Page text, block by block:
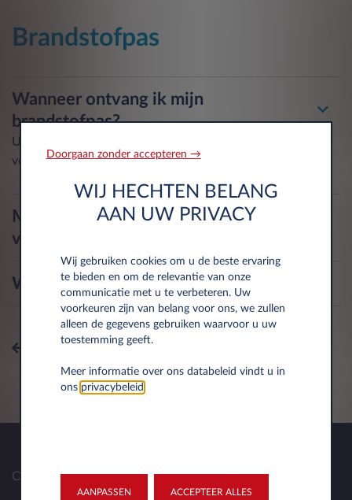
Brandstofpas
Wanneer ontvang ik mijn
brandstofpas?
Uw brandstofpas kunt u binnen enkele dagen per post
verwachten na het ophalen van de auto.
Mag ik mijn brandstofpas gebruiken
voor een vervangende auto?
Wat als mijn brandstofpas niet werkt?
Alle onderwerpen
Over ons
Doorgaan zonder accepteren →
WIJ HECHTEN BELANG
AAN UW PRIVACY
Wij gebruiken cookies om u de beste ervaring
te bieden en om de relevantie van onze
communicatie met u te verbeteren. Uw
voorkeuren zijn van belang voor ons, we zullen
alleen de gegevens gebruiken waarvoor u uw
toestemming geeft.
Meer informatie over ons databeleid vindt u in
ons privacybeleid
AANPASSEN ACCEPTEER ALLES